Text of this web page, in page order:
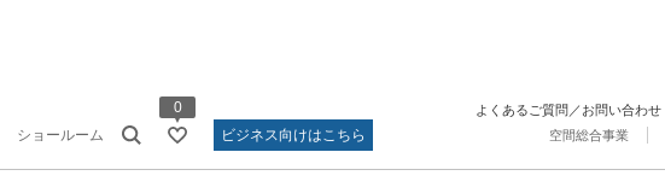
ショールーム
0
ビジネス向けはこちら
空間総合事業
よくあるご質問／お問い合わせ